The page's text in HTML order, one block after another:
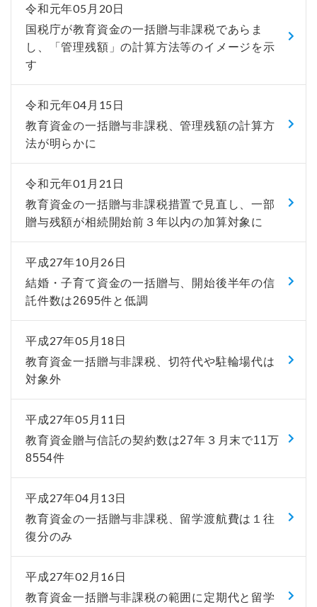
令和元年05月20日
国税庁が教育資金の一括贈与非課税であらま
し、「管理残額」の計算方法等のイメージを示
す
令和元年04月15日
教育資金の一括贈与非課税、管理残額の計算方
法が明らかに
令和元年01月21日
教育資金の一括贈与非課税措置で見直し、一部
贈与残額が相続開始前３年以内の加算対象に
平成27年10月26日
結婚・子育て資金の一括贈与、開始後半年の信
託件数は2695件と低調
平成27年05月18日
教育資金一括贈与非課税、切符代や駐輪場代は
対象外
平成27年05月11日
教育資金贈与信託の契約数は27年３月末で11万
8554件
平成27年04月13日
教育資金の一括贈与非課税、留学渡航費は１往
復分のみ
平成27年02月16日
教育資金一括贈与非課税の範囲に定期代と留学